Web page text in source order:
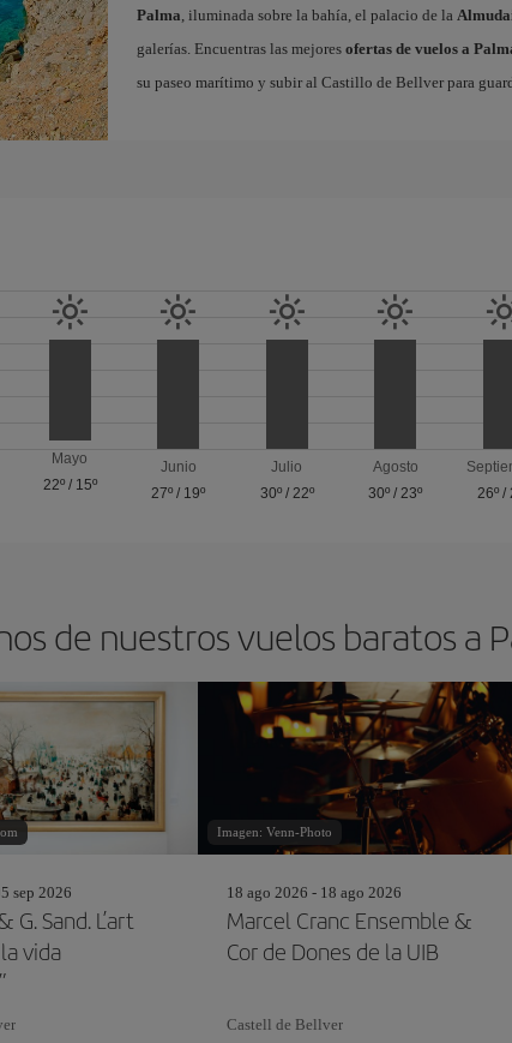
Palma, iluminada sobre la bahía, el palacio de la
galerías. Encuentras las mejores ofertas de vuelos a
su paseo marítimo y subir al Castillo de Bellver para
Mayo
22º/ 15º
Junio
27º / 19º
Julio
30º/ 22º
Agosto
30º /23º
26º/
de nuestros vuelos baratos a
sep 2026
G. Sand. L’art
vida
Imagen: Venn-Photo
18 ago 2026 - 18 ago 2026
Marcel Cranc Ensemble &
Cor de Dones de la UIB
Castell de Bellver